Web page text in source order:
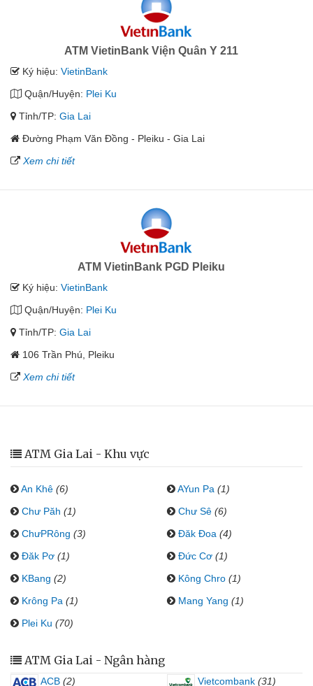
ATM VietinBank Viện Quân Y 211
Ký hiệu: VietinBank
Quận/Huyện: Plei Ku
Tỉnh/TP: Gia Lai
Đường Phạm Văn Đồng - Pleiku - Gia Lai
Xem chi tiết
ATM VietinBank PGD Pleiku
Ký hiệu: VietinBank
Quận/Huyện: Plei Ku
Tỉnh/TP: Gia Lai
106 Trần Phú, Pleiku
Xem chi tiết
ATM Gia Lai - Khu vực
An Khê (6) AYun Pa (1)
Chư Păh (1) Chư Sê (6)
ChưPRông (3) Đăk Đoa (4)
Đăk Pơ (1) Đức Cơ (1)
KBang (2) Kông Chro (1)
Krông Pa (1) Mang Yang (1)
Plei Ku (70)
ATM Gia Lai - Ngân hàng
ACB (2) Vietcombank (31)